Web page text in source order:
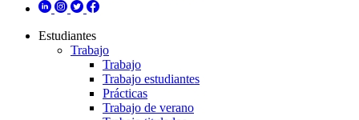
Estudiantes
Trabajo
Trabajo
Trabajo estudiantes
Prácticas
Trabajo de verano